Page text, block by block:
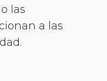
las
a las